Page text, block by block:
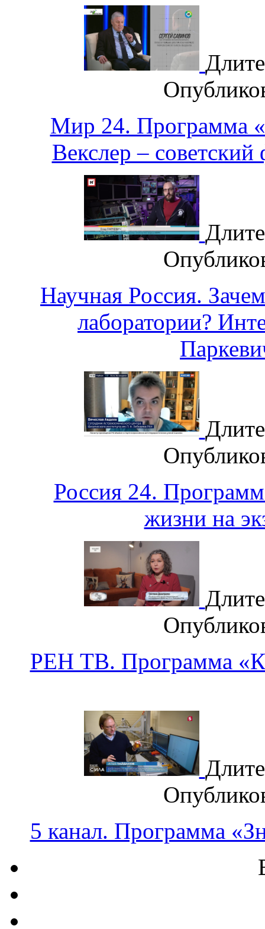
Мир 24. Программа
Векслер –
Научная Россия.
лаборатории?
Россия 24.
жизни на
РЕН ТВ. Программа
5 канал. Программа